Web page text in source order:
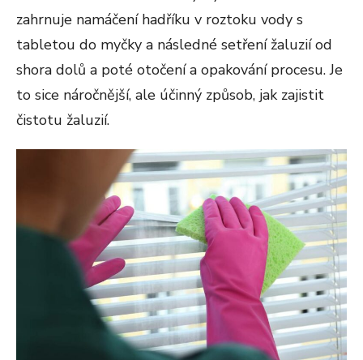
zahrnuje namáčení hadříku v roztoku vody s
tabletou do myčky a následné setření žaluzií od
shora dolů a poté otočení a opakování procesu. Je
to sice náročnější, ale účinný způsob, jak zajistit
čistotu žaluzií​​.